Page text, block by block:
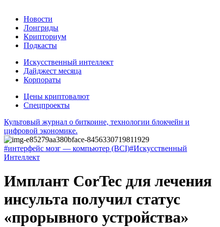
Новости
Лонгриды
Крипториум
Подкасты
Искусственный интеллект
Дайджест месяца
Корпораты
Цены криптовалют
Спецпроекты
Культовый журнал о биткоине, технологии блокчейн и
цифровой экономике.
#интерфейс мозг — компьютер (BCI)#Искусственный
Интеллект
Имплант CorTec для лечения
инсульта получил статус
«прорывного устройства»